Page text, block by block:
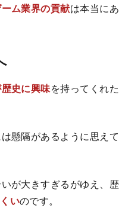
ム業界の貢献は本当にあ
史に興味を持ってくれた
懸隔があるように思えて
が大きすぎるがゆえ、歴
いのです。